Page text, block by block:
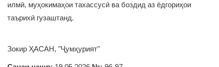
илмӣ, муҳокимаҳои тахассусӣ ва боздид аз ёдгориҳои
таърихӣ гузаштанд.
Зокир ҲАСАН, "Ҷумҳурият"